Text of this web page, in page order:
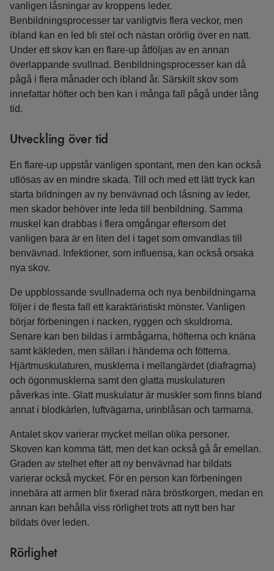
vanligen låsningar av kroppens leder.
Benbildningsprocesser tar vanligtvis flera veckor, men
ibland kan en led bli stel och nästan orörlig över en natt.
Under ett skov kan en flare-up åtföljas av en annan
överlappande svullnad. Benbildningsprocesser kan då
pågå i flera månader och ibland år. Särskilt skov som
innefattar höfter och ben kan i många fall pågå under lång
tid.
Utveckling över tid
En flare-up uppstår vanligen spontant, men den kan också
utlösas av en mindre skada. Till och med ett lätt tryck kan
starta bildningen av ny benvävnad och låsning av leder,
men skador behöver inte leda till benbildning. Samma
muskel kan drabbas i flera omgångar eftersom det
vanligen bara är en liten del i taget som omvandlas till
benvävnad. Infektioner, som influensa, kan också orsaka
nya skov.
De uppblossande svullnaderna och nya benbildningarna
följer i de flesta fall ett karaktäristiskt mönster. Vanligen
börjar förbeningen i nacken, ryggen och skuldrorna.
Senare kan ben bildas i armbågarna, höfterna och knäna
samt käkleden, men sällan i händerna och fötterna.
Hjärtmuskulaturen, musklerna i mellangärdet (diafragma)
och ögonmusklerna samt den glatta muskulaturen
påverkas inte. Glatt muskulatur är muskler som finns bland
annat i blodkärlen, luftvägarna, urinblåsan och tarmarna.
Antalet skov varierar mycket mellan olika personer.
Skoven kan komma tätt, men det kan också gå år emellan.
Graden av stelhet efter att ny benvävnad har bildats
varierar också mycket. För en person kan förbeningen
innebära att armen blir fixerad nära bröstkorgen, medan en
annan kan behålla viss rörlighet trots att nytt ben har
bildats över leden.
Rörlighet